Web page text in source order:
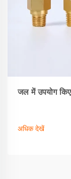
जल में उपयोग
अधिक देखें